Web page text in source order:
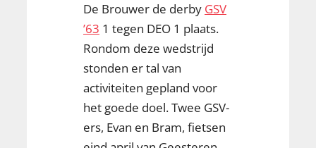
De Brouwer de derby GSV
’63 1 tegen DEO 1 plaats.
Rondom deze wedstrijd
stonden er tal van
activiteiten gepland voor
het goede doel. Twee GSV-
ers, Evan en Bram, fietsen